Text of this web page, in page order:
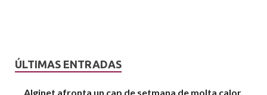
ÚLTIMAS ENTRADAS
Alginet afronta un cap de setmana de molta calor